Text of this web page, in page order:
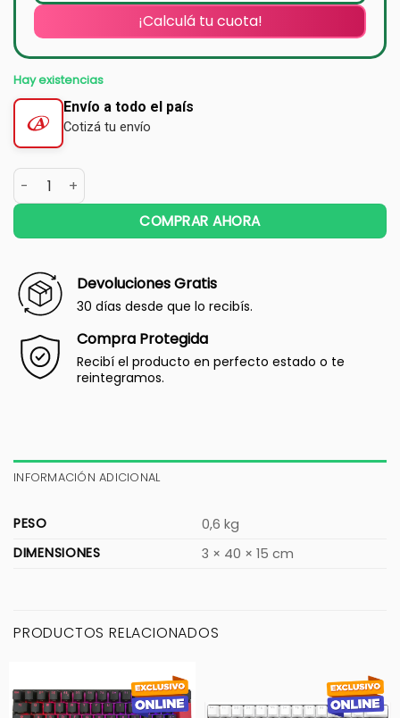
¡Calculá tu cuota!
Hay existencias
Envío a todo el país
Cotizá tu envío
COMPRAR AHORA
Devoluciones Gratis
30 días desde que lo recibís.
Compra Protegida
Recibí el producto en perfecto estado o te
reintegramos.
INFORMACIÓN ADICIONAL
PESO
0,6 kg
DIMENSIONES
3 × 40 × 15 cm
PRODUCTOS RELACIONADOS